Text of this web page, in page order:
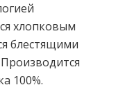
хлопковым
блестящими
100%.